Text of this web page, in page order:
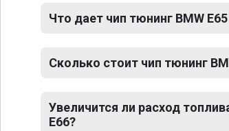
Что дает чип тюнинг BMW
Сколько стоит чип тюнинг
Увеличится ли расход
E66?